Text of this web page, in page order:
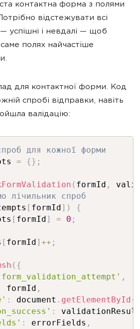
контактна форма з полями
відстежувати всі
успішні і невдалі — щоб
полях найчастіше
для контактної форми. Код
спробі відправки, навіть
валідацію:
для кожної форми
= {} ;
( formId ,
лічильник спроб
[ formId ] )
{
[ formId ] = 0 ;
[ formId ] ++ ;
( {
,
formId ,
: document . getElementById (
:
: errorFields ,